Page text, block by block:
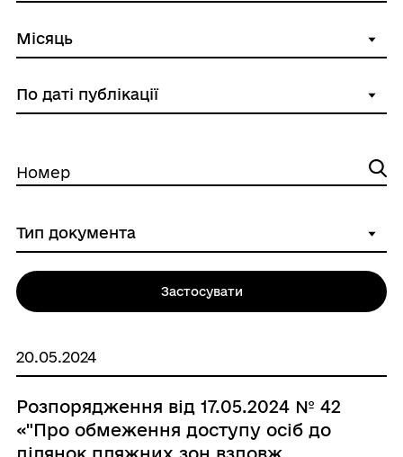
20.05.2024
Розпорядження від 17.05.2024 № 42
«"Про обмеження доступу осіб до
Номер
Застосувати